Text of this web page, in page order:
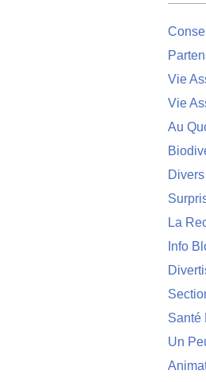
Vie
Vie
Au
Divers
La
Info
Santé
Un